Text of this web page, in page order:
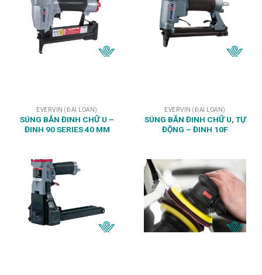
EVERVIN (ĐÀI LOAN)
SÚNG BẮN ĐINH CHỮ U –
ĐINH 90 SERIES 40 MM
EVERVIN (ĐÀI LOAN)
SÚNG BẮN ĐINH CHỮ U, TỰ
ĐỘNG – ĐINH 10F